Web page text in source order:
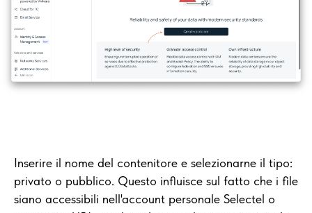
Inserire il nome del contenitore e selezionarne il tipo:
privato o pubblico. Questo influisce sul fatto che i file
siano accessibili nell'account personale Selectel o